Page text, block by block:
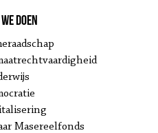
doen
Masereelfonds